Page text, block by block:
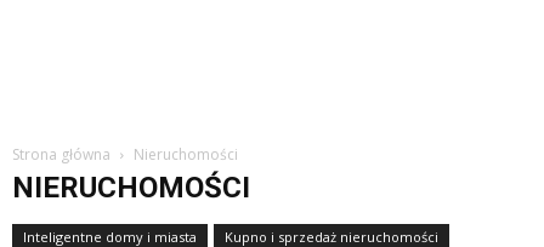
Strona główna Nieruchomości
NIERUCHOMOŚCI
Inteligentne domy i miasta Kupno i sprzedaż nieruchomości